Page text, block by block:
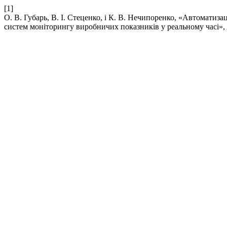
[1]
О. В. Губарь, В. І. Стеценко, і К. В. Нечипоренко,
систем моніторингу виробничих показників у реальному часі»,